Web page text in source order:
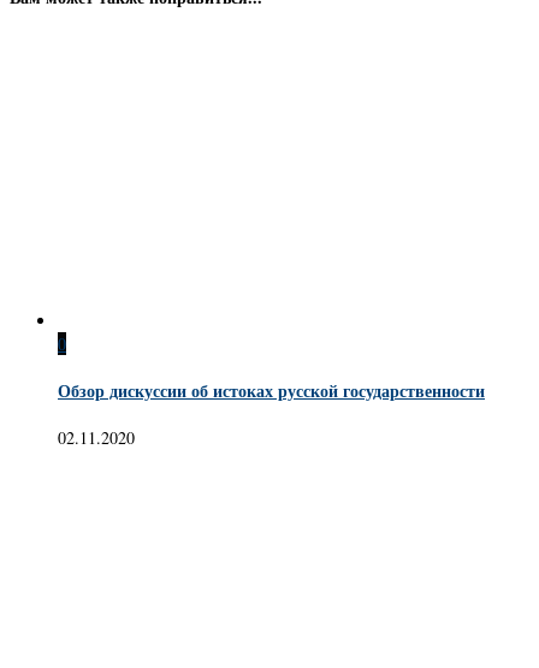
0
Обзор дискуссии об истоках русской государственности
02.11.2020